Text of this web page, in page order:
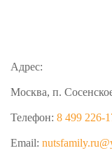
Адрес:
Москва, п.
Телефон: 8 499 226-
Email: